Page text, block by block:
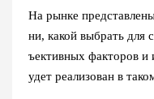
На рынке
ни, какой выбрать для
ъективных факторов и
удет реализован в